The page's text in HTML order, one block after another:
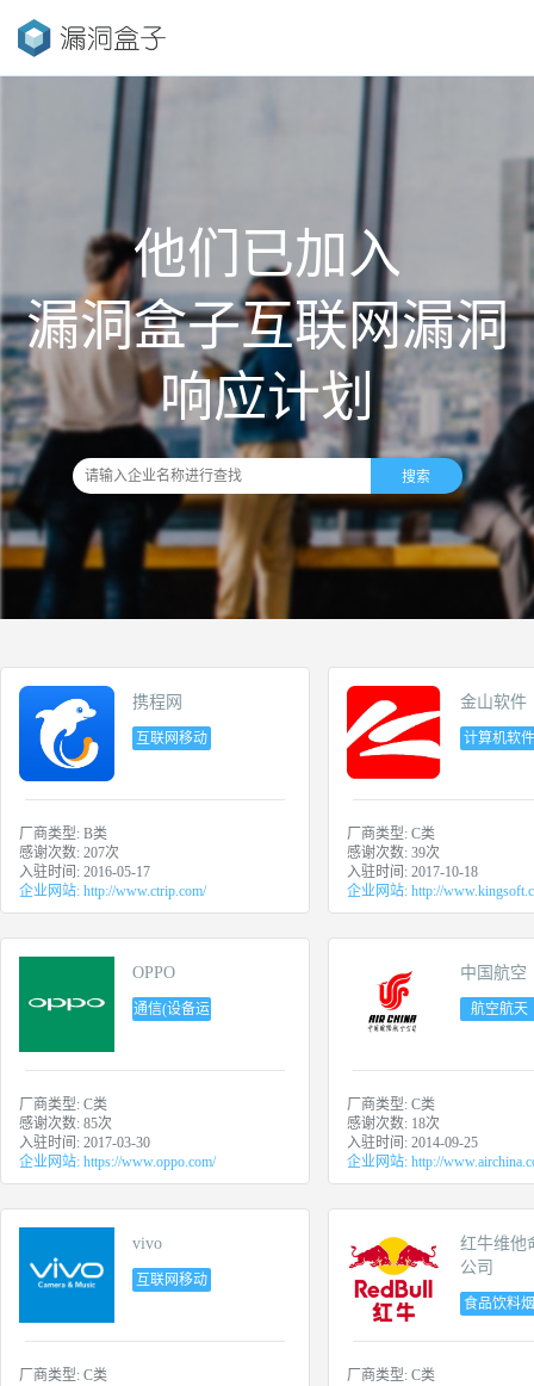
他们已加入
漏洞盒子互联网漏洞
响应计划
搜索
携程网
互联网移动
厂商类型: B类
感谢次数: 207次
入驻时间: 2016-05-17
企业网站: http://www.ctrip.com/
金山软件
计算机软件
厂商类型: C类
感谢次数: 39次
入驻时间: 2017-10-18
企业网站: http://
OPPO
通信(设备运
厂商类型: C类
感谢次数: 85次
入驻时间: 2017-03-30
企业网站: https://www.oppo.com/
中国航空
航空航天
厂商类型: C类
感谢次数: 18次
入驻时间: 2014-09-25
企业网站: http://
vivo
互联网移动
厂商类型: C类
红牛维他
公司
食品饮料烟
厂商类型: C类